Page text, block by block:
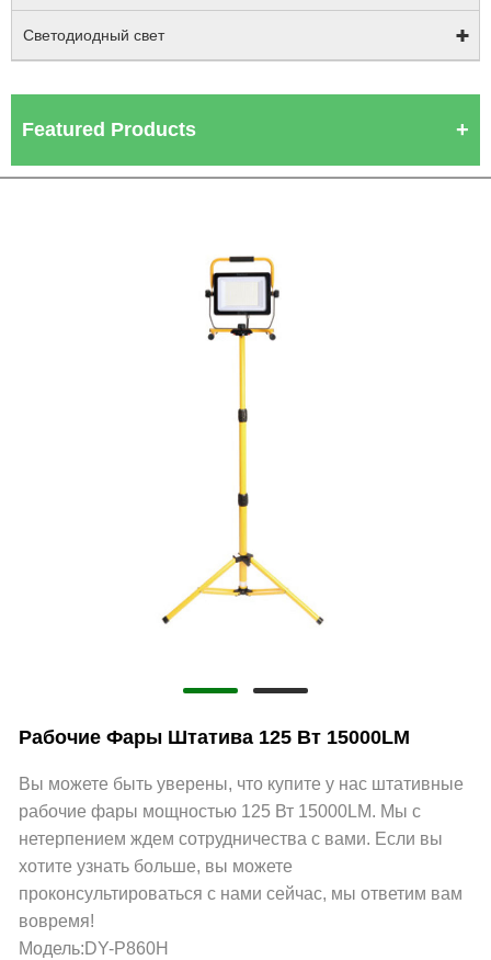
Светодиодный свет
Featured Products
Рабочие Фары Штатива 125 Вт 15000LM
Вы можете быть уверены, что купите у нас штативные
рабочие фары мощностью 125 Вт 15000LM. Мы с
нетерпением ждем сотрудничества с вами. Если вы
хотите узнать больше, вы можете
проконсультироваться с нами сейчас, мы ответим вам
вовремя!
Модель:DY-P860H